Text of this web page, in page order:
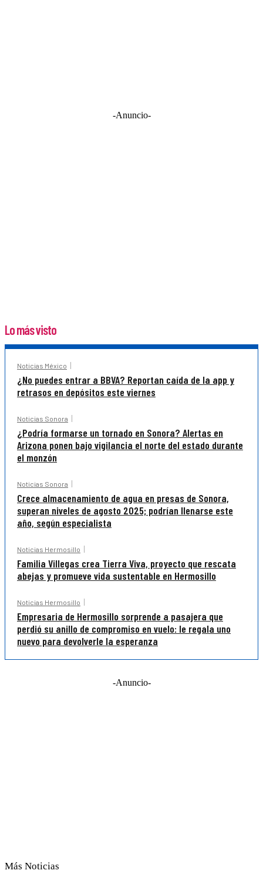
-Anuncio-
Lo más visto
Noticias México
¿No puedes entrar a BBVA? Reportan caída de la app y
retrasos en depósitos este viernes
Noticias Sonora
¿Podría formarse un tornado en Sonora? Alertas en
Arizona ponen bajo vigilancia el norte del estado durante
el monzón
Noticias Sonora
Crece almacenamiento de agua en presas de Sonora,
superan niveles de agosto 2025; podrían llenarse este
año, según especialista
Noticias Hermosillo
Familia Villegas crea Tierra Viva, proyecto que rescata
abejas y promueve vida sustentable en Hermosillo
Noticias Hermosillo
Empresaria de Hermosillo sorprende a pasajera que
perdió su anillo de compromiso en vuelo: le regala uno
nuevo para devolverle la esperanza
-Anuncio-
Más Noticias